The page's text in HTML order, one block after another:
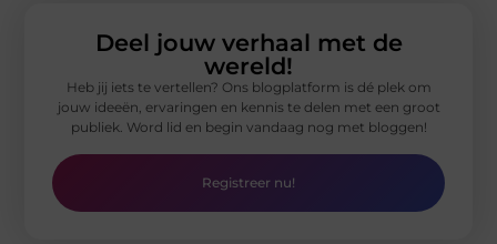
Deel jouw verhaal met de
wereld!
Heb jij iets te vertellen? Ons blogplatform is dé plek om
jouw ideeën, ervaringen en kennis te delen met een groot
publiek. Word lid en begin vandaag nog met bloggen!
Registreer nu!